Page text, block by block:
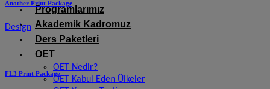
Programlarımız
Akademik Kadromuz
Ders Paketleri
OET
OET Nedir?
OET Kabul Eden Ülkeler
Another Print Package
Design
FL3 Print Package